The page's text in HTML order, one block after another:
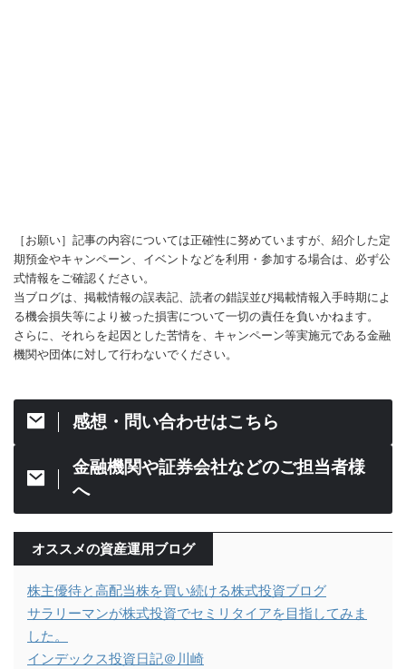
［お願い］記事の内容については正確性に努めていますが、紹介した定
期預金やキャンペーン、イベントなどを利用・参加する場合は、必ず公
式情報をご確認ください。
当ブログは、掲載情報の誤表記、読者の錯誤並び掲載情報入手時期によ
る機会損失等により被った損害について一切の責任を負いかねます。
さらに、それらを起因とした苦情を、キャンペーン等実施元である金融
機関や団体に対して行わないでください。
感想・問い合わせはこちら
金融機関や証券会社などのご担当者様
へ
オススメの資産運用ブログ
株主優待と高配当株を買い続ける株式投資ブログ
サラリーマンが株式投資でセミリタイアを目指してみま
した。
インデックス投資日記＠川崎